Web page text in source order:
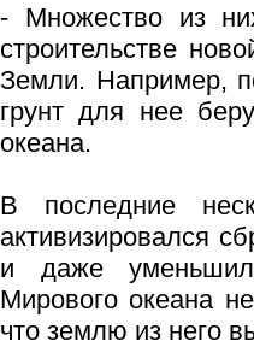
- Множество из
строительстве
Земли. Например,
грунт для нее
океана.
В последние
активизировался
и даже
Мирового океана
что землю из него